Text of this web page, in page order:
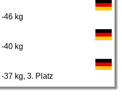
46 kg
40 kg
37 kg, 3. Platz